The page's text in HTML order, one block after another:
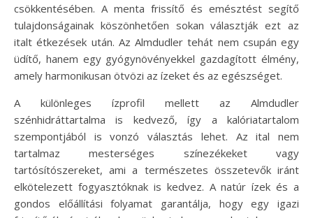
csökkentésében. A menta frissítő és emésztést segítő
tulajdonságainak köszönhetően sokan választják ezt az
italt étkezések után. Az Almdudler tehát nem csupán egy
üdítő, hanem egy gyógynövényekkel gazdagított élmény,
amely harmonikusan ötvözi az ízeket és az egészséget.
A különleges ízprofil mellett az Almdudler
szénhidráttartalma is kedvező, így a kalóriatartalom
szempontjából is vonzó választás lehet. Az ital nem
tartalmaz mesterséges színezékeket vagy
tartósítószereket, ami a természetes összetevők iránt
elkötelezett fogyasztóknak is kedvez. A natúr ízek és a
gondos előállítási folyamat garantálja, hogy egy igazi